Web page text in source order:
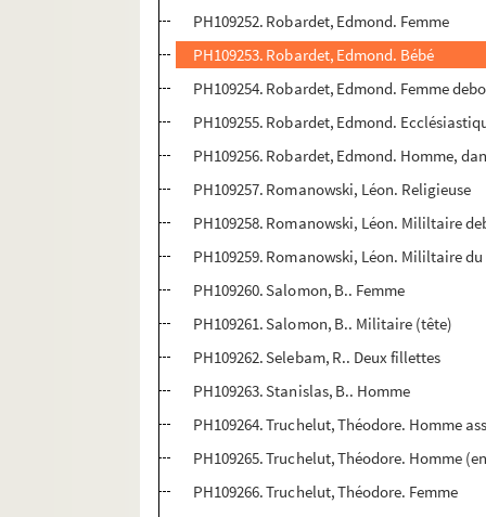
PH109252. Robardet, Edmond. Femme
PH109253. Robardet, Edmond. Bébé
PH109254. Robardet, Edmond. Femme
PH109255. Robardet, Edmond.
PH109256. Robardet, Edmond. Homme,
PH109257. Romanowski, Léon. Religieuse
PH109258. Romanowski, Léon. Mililtaire
PH109259. Romanowski, Léon. Mililtaire
PH109260. Salomon, B.. Femme
PH109261. Salomon, B.. Militaire (tête)
PH109262. Selebam, R.. Deux fillettes
PH109263. Stanislas, B.. Homme
PH109264. Truchelut, Théodore. Homme
PH109265. Truchelut, Théodore. Homme
PH109266. Truchelut, Théodore. Femme